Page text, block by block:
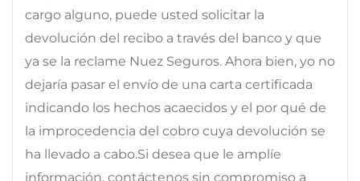
cargo alguno, puede usted solicitar la
devolución del recibo a través del banco y que
ya se la reclame Nuez Seguros. Ahora bien, yo no
dejaría pasar el envío de una carta certificada
indicando los hechos acaecidos y el por qué de
la improcedencia del cobro cuya devolución se
ha llevado a cabo.Si desea que le amplíe
información, contáctenos sin compromiso a